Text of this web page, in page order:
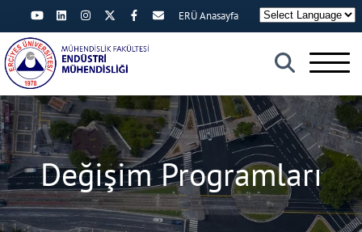
×
ERÜ Anasayfa
Değişim Programları